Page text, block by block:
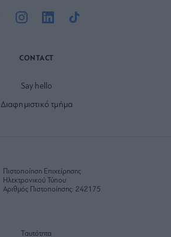
CONTACT
Say hello
Διαφημιστικό τμήμα
Πιστοποίηση Επιχείρησης
Ηλεκτρονικού Τύπου
Αριθμός Πιστοποίησης: 242175
Ταυτότητα